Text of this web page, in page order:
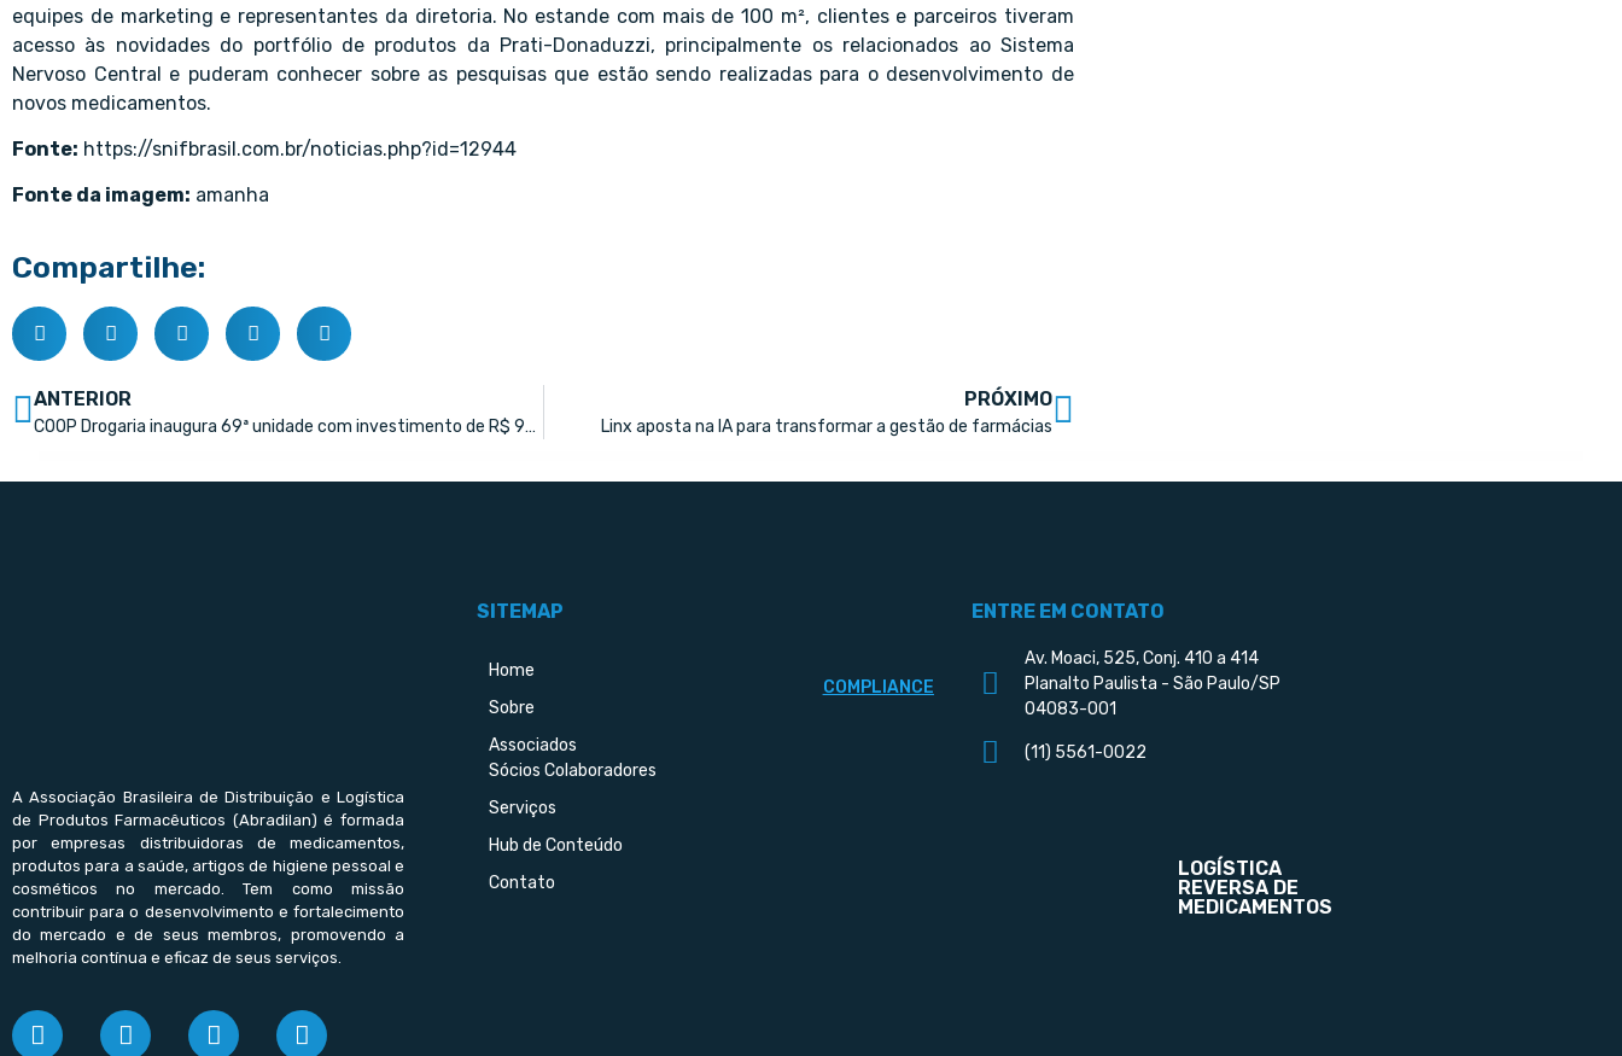
equipes de marketing e representantes da diretoria. No estande com mais de 100 m², clientes e parceiros tiveram
acesso às novidades do portfólio de produtos da Prati-Donaduzzi, principalmente os relacionados ao Sistema
Nervoso Central e puderam conhecer sobre as pesquisas que estão sendo realizadas para o desenvolvimento de
novos medicamentos.
Fonte: https://snifbrasil.com.br/noticias.php?id=12944
Fonte da imagem: amanha
Compartilhe:
ANTERIOR
COOP Drogaria inaugura 69ª unidade com investimento de R$ 950 mil – Copy
PRÓXIMO
Linx aposta na IA para transformar a gestão de farmácias
A Associação Brasileira de Distribuição e Logística
de Produtos Farmacêuticos (Abradilan) é formada
por empresas distribuidoras de medicamentos,
produtos para a saúde, artigos de higiene pessoal e
cosméticos no mercado. Tem como missão
contribuir para o desenvolvimento e fortalecimento
do mercado e de seus membros, promovendo a
melhoria contínua e eficaz de seus serviços.
SITEMAP
Home
Sobre
Associados
Sócios Colaboradores
Serviços
Hub de Conteúdo
Contato
COMPLIANCE
ENTRE EM CONTATO
Av. Moaci, 525, Conj. 410 a 414
Planalto Paulista - São Paulo/SP
04083-001
(11) 5561-0022
LOGÍSTICA
REVERSA DE
MEDICAMENTOS